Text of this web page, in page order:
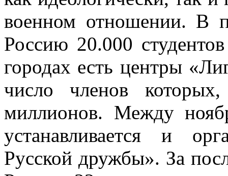
военном отношении. В
Россию 20.000
городах есть центры
число членов
миллионов. Между
устанавливается и
Русской дружбы». За